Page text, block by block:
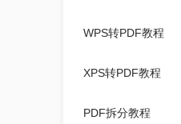
WPS转PDF教程
XPS转PDF教程
PDF拆分教程